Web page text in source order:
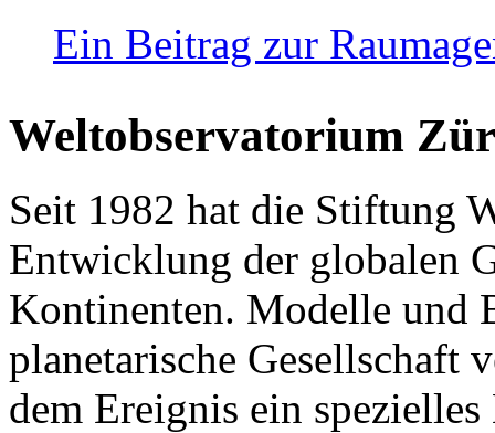
Ein Beitrag zur
Weltobservatorium
Seit 1982 hat die Stiftung
Entwicklung der globalen
Kontinenten. Modelle und
planetarische Gesellschaft
dem Ereignis ein